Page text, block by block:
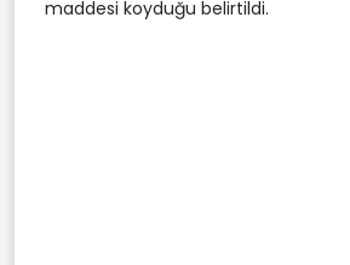
maddesi koyduğu belirtildi.